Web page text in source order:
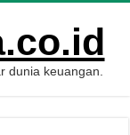
dunia keuangan.